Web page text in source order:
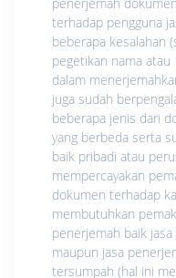
terhadap pengguna
beberapa kesalahan
pegetikan nama atau
dalam
juga sudah
beberapa jenis dari
yang berbeda serta
baik pribadi atau
mempercayakan
dokumen terhadap
membutuhkan
penerjemah baik
maupun jasa
tersumpah (hal ini